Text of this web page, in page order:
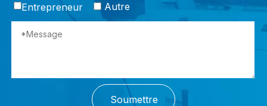
Entrepreneur
Autre
Soumettre